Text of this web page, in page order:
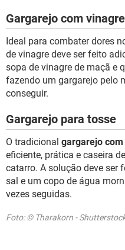
Gargarejo com
Ideal para combater dores
de vinagre deve ser feito
sopa de vinagre de maçã e
fazendo um gargarejo pelo
conseguir.
Gargarejo para tosse
O tradicional gargarejo
eficiente, prática e caseira
catarro. A solução deve ser
sal e um copo de água
vezes seguidas.
Foto: © Tharakorn -